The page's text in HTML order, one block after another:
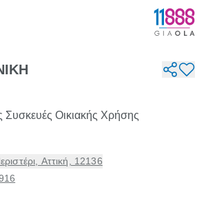
Συσκευές Οικιακής Χρήσης
Αττική, 12136